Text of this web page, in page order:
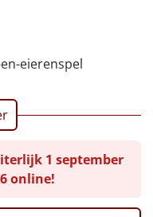
eierenspel
150 gr
1 september
online!